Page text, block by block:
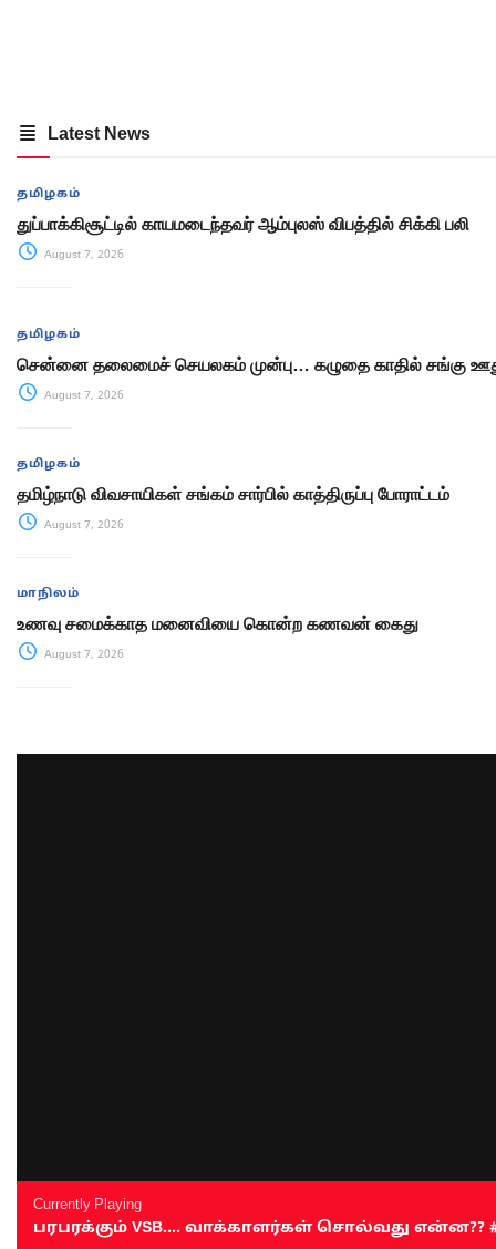
Latest News
தமிழகம்
துப்பாக்கிசூட்டில் காயமடைந்தவர் ஆம்புலஸ் விபத்தில் சிக்கி பலி
August 7, 2026
தமிழகம்
சென்னை தலைமைச் செயலகம் முன்பு… கழுதை காதில் சங்கு
August 7, 2026
தமிழகம்
தமிழ்நாடு விவசாயிகள் சங்கம் சார்பில் காத்திருப்பு போராட்டம்
August 7, 2026
மாநிலம்
உணவு சமைக்காத மனைவியை கொன்ற கணவன் கைது
August 7, 2026
Currently Playing
பரபரக்கும் VSB.... வாக்காளர்கள் சொல்வது என்ன??